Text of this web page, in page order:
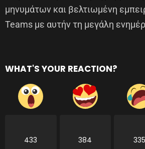
μηνυμάτων και βελτιωμένη
Teams με αυτήν τη μεγάλη
WHAT'S YOUR REACTION?
433 384 335